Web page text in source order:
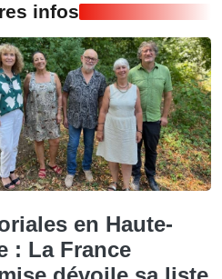
infos
en Haute-
: La France